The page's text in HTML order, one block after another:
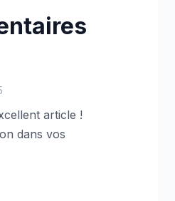
article !
dans vos